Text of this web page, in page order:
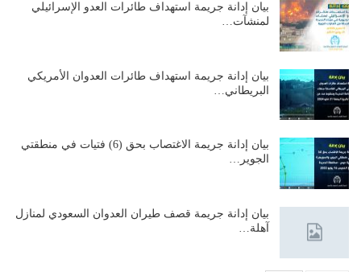
بيان إدانة جريمة استهداف طائرات العدو الإسرائيلي
لمنشآت…
بيان إدانة جريمة استهداف طائرات العدوان الأمريكي
البريطاني…
بيان إدانة جريمة الاغتصاب بحق (6) فتيات في منطقتي
الجوير…
بيان إدانة جريمة قصف طيران العدوان السعودي لمنازل
آهلة…